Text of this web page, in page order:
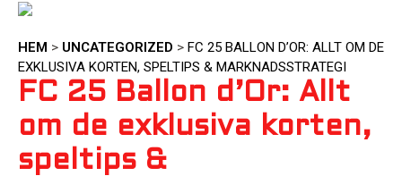
HEM > UNCATEGORIZED > FC 25 BALLON D’OR: ALLT OM DE
EXKLUSIVA KORTEN, SPELTIPS & MARKNADSSTRATEGI
FC 25 Ballon d’Or: Allt
om de exklusiva korten,
speltips &